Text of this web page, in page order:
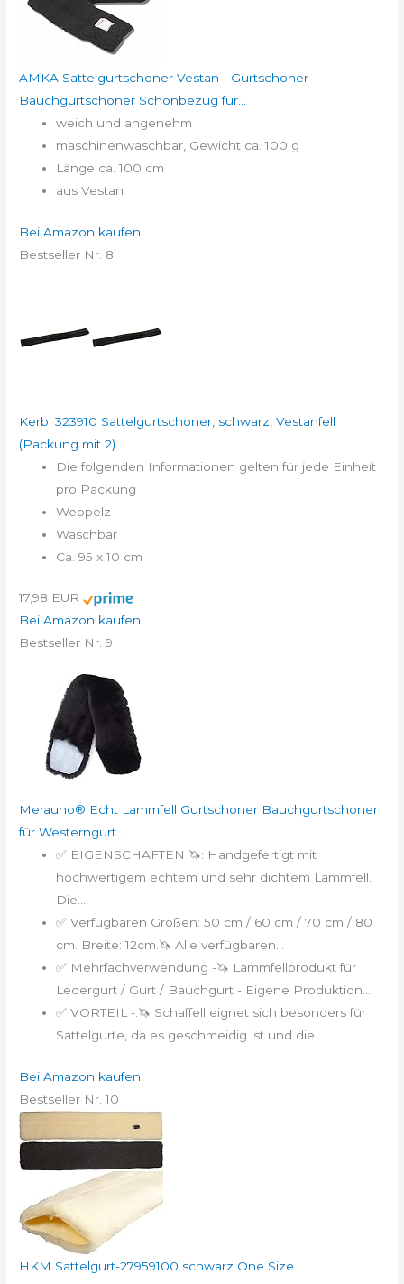
AMKA Sattelgurtschoner Vestan | Gurtschoner
Bauchgurtschoner Schonbezug für...
weich und angenehm
maschinenwaschbar, Gewicht ca. 100 g
Länge ca. 100 cm
aus Vestan
Bei Amazon kaufen
Bestseller Nr. 8
Kerbl 323910 Sattelgurtschoner, schwarz, Vestanfell
(Packung mit 2)
Die folgenden Informationen gelten für jede Einheit
pro Packung
Webpelz
Waschbar
Ca. 95 x 10 cm
17,98 EUR
Bei Amazon kaufen
Bestseller Nr. 9
Merauno® Echt Lammfell Gurtschoner Bauchgurtschoner
für Westerngurt...
✅ EIGENSCHAFTEN 🦄: Handgefertigt mit
hochwertigem echtem und sehr dichtem Lammfell.
Die...
✅ Verfügbaren Größen: 50 cm / 60 cm / 70 cm / 80
cm. Breite: 12cm.🦄 Alle verfügbaren...
✅ Mehrfachverwendung -🦄 Lammfellprodukt für
Ledergurt / Gurt / Bauchgurt - Eigene Produktion...
✅ VORTEIL -.🦄 Schaffell eignet sich besonders für
Sattelgurte, da es geschmeidig ist und die...
Bei Amazon kaufen
Bestseller Nr. 10
HKM Sattelgurt-27959100 schwarz One Size